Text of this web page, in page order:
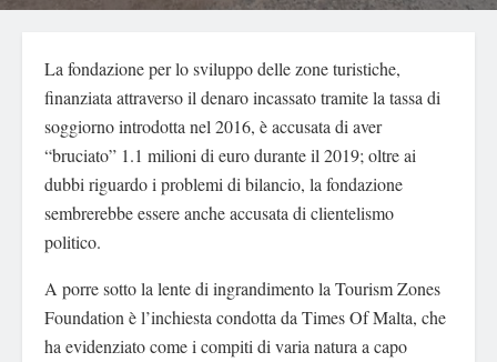
La fondazione per lo sviluppo delle zone turistiche,
finanziata attraverso il denaro incassato tramite la tassa di
soggiorno introdotta nel 2016, è accusata di aver
“bruciato” 1.1 milioni di euro durante il 2019; oltre ai
dubbi riguardo i problemi di bilancio, la fondazione
sembrerebbe essere anche accusata di clientelismo
politico.
A porre sotto la lente di ingrandimento la Tourism Zones
Foundation è l’inchiesta condotta da Times Of Malta, che
ha evidenziato come i compiti di varia natura a capo